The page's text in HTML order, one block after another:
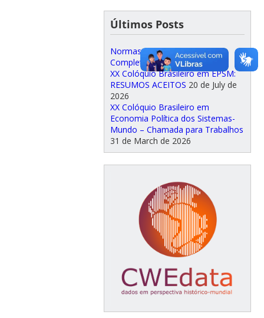
Últimos Posts
Normas para os Trabalhos
Completos 30 de July de 2026
XX Colóquio Brasileiro em EPSM:
RESUMOS ACEITOS 20 de July de
2026
XX Colóquio Brasileiro em
Economia Política dos Sistemas-
Mundo – Chamada para Trabalhos
31 de March de 2026